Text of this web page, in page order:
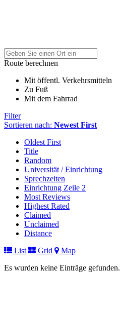
Route berechnen
Mit öffentl. Verkehrsmitteln
Zu Fuß
Mit dem Fahrrad
Filter
Sortieren nach: Newest First
Oldest First
Title
Random
Universität / Einrichtung
Sprechzeiten
Einrichtung Zeile 2
Most Reviews
Highest Rated
Claimed
Unclaimed
Distance
List
Grid
Map
Es wurden keine Einträge gefunden.